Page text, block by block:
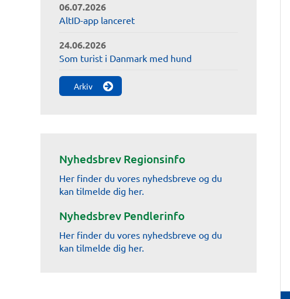
06.07.2026
AltID-app lanceret
24.06.2026
Som turist i Danmark med hund
Arkiv
Nyhedsbrev Regionsinfo
Her finder du vores nyhedsbreve og du
kan tilmelde dig her.
Nyhedsbrev Pendlerinfo
Her finder du vores nyhedsbreve og du
kan tilmelde dig her.